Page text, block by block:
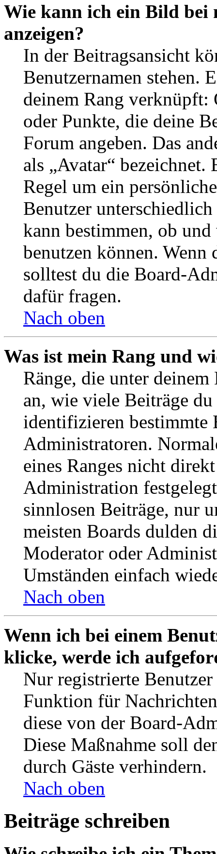
Wie kann ich ein Bild bei
anzeigen?
In der Beitragsansicht
Benutzernamen stehen.
deinem Rang verknüpft:
oder Punkte, die deine
Forum angeben. Das
als „Avatar“
Regel um ein
Benutzer
kann bestimmen, ob
benutzen können. Wenn
solltest du die Board-
dafür fragen.
Nach oben
Was ist mein Rang und
Ränge, die unter deinem
an, wie viele Beiträge
identifizieren bestimmte
Administratoren.
eines Ranges nicht
Administration
sinnlosen Beiträge, nur
meisten Boards dulden
Moderator oder
Umständen einfach
Nach oben
Wenn ich bei einem
klicke, werde ich
Nur registrierte
Funktion für
diese von der Board-
Diese Maßnahme soll
durch Gäste verhindern.
Nach oben
Beiträge schreiben